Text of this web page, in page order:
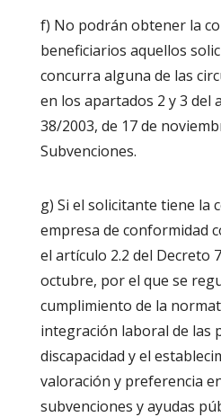
f) No podrán obtener la
beneficiarios aquellos
concurra alguna de las
en los apartados 2 y 3 del
38/2003, de 17 de
Subvenciones.
g) Si el solicitante tiene la
empresa de conformidad
el artículo 2.2 del Decreto
octubre, por el que se
cumplimiento de la
integración laboral de las
discapacidad y el
valoración y preferencia
subvenciones y ayudas